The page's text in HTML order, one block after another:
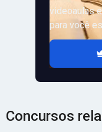
videoaulas
para você
Concursos